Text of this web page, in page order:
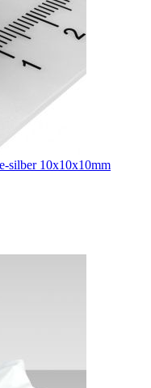
silber 10x10x10mm